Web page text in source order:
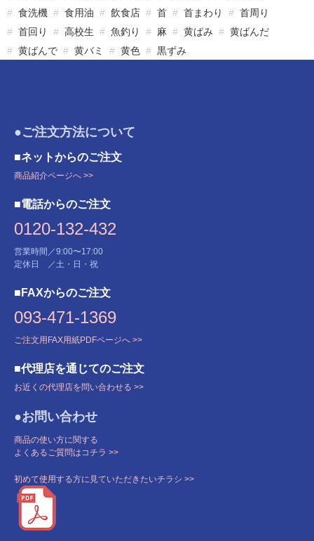
食洗機
食用油 飲食店 首 首まわり
首周り
首回り
高校生 魚釣り 麻 黄ばみ
黄ばんだ
黄ばんで
黄バミ 黄色 黒ずみ
●ご注文方法について
■ネットからのご注文
商品紹介ページへ >>
■電話からのご注文
0120-132-432
営業時間／9:00〜17:00
定休日 ／土・日・祝
■FAXからのご注文
093-471-1369
ご注文用FAX用紙PDFページへ >>
■代理店を通じてのご注文
お近くの代理店を問い合わせる >>
●お問い合わせ
商品の使い方に関する
よくあるご質問はコチラ >>
初めて使用する方に見ていただきたいチラシ >>